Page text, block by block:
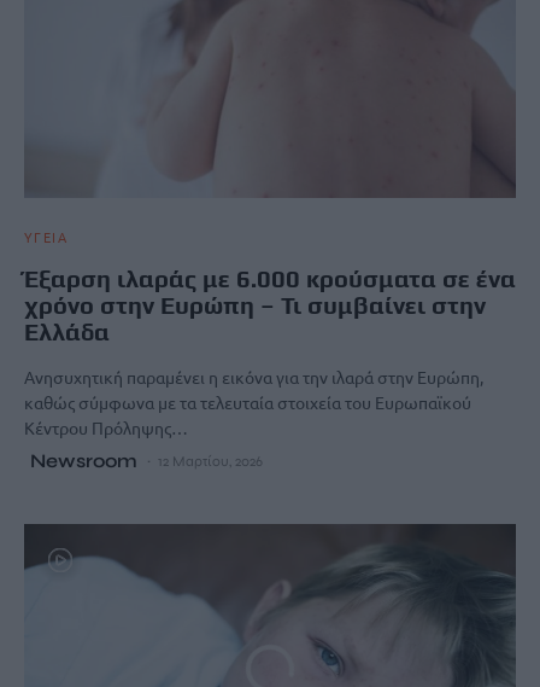
ΥΓΕΙΑ
Έξαρση ιλαράς με 6.000 κρούσματα σε ένα
χρόνο στην Ευρώπη – Τι συμβαίνει στην
Ελλάδα
Ανησυχητική παραμένει η εικόνα για την ιλαρά στην Ευρώπη,
καθώς σύμφωνα με τα τελευταία στοιχεία του Ευρωπαϊκού
Κέντρου Πρόληψης…
Newsroom 12 Μαρτίου, 2026